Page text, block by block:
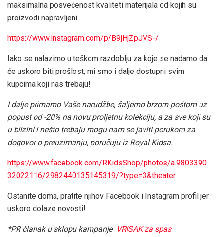
maksimalna posvećenost kvaliteti materijala od kojih su
proizvodi napravljeni.
https://www.instagram.com/p/B9jHjZpJVS-/
Iako se nalazimo u teškom razdoblju za koje se nadamo da
će uskoro biti prošlost, mi smo i dalje dostupni svim
kupcima koji nas trebaju!
I dalje primamo Vaše narudžbe, šaljemo brzom poštom uz
popust od -20% na novu proljetnu kolekciju, a za sve koji su
u blizini i nešto trebaju mogu nam se javiti porukom za
dogovor o preuzimanju, poručuju iz Royal Kidsa.
https://www.facebook.com/RKidsShop/photos/a.9803390
32022116/2982440135145319/?type=3&theater
Ostanite doma, pratite njihov Facebook i Instagram profil jer
uskoro dolaze novosti!
*PR članak u sklopu kampanje VRISAK za spas